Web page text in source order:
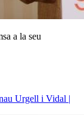
a la seu
Urgell i Vidal |